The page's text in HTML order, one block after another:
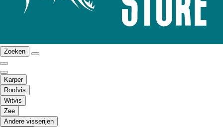
Zoeken
Karper
Roofvis
Witvis
Zee
Andere visserijen